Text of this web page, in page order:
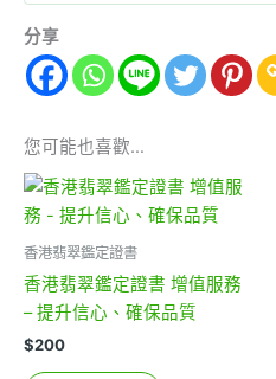
分享
您可能也喜歡…
香港翡翠鑑定證書
香港翡翠鑑定證書 增值服務
– 提升信心、確保品質
$200